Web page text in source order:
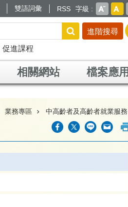
雙語詞彙 RSS 字級
進階搜尋
促進課程
相關網站 檔案應用
業務專區 中高齡者及高齡者就業服務